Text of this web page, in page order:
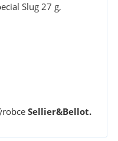
Slug 27 g,
Sellier&Bellot.